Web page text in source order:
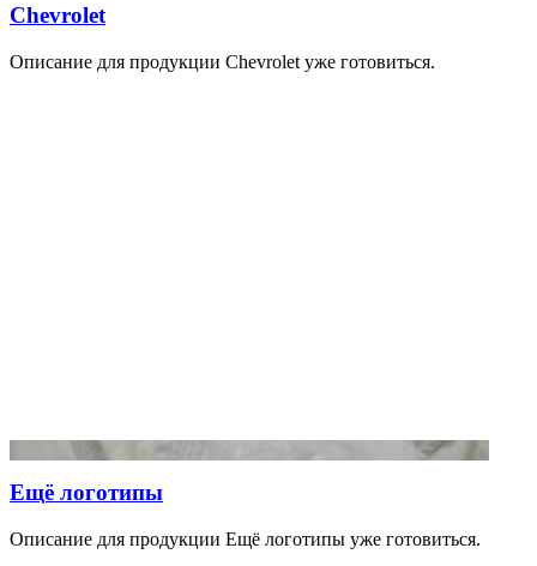
Chevrolet
Описание для продукции Chevrolet уже готовиться.
Ещё логотипы
Описание для продукции Ещё логотипы уже готовиться.